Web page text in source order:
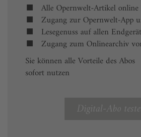
Alle Opernwelt-Artikel online
Zugang zur Opernwelt-App
Lesegenuss auf allen
Zugang zum Onlinearchiv
Sie können alle Vorteile des Abos
sofort nutzen
Digital-Abo